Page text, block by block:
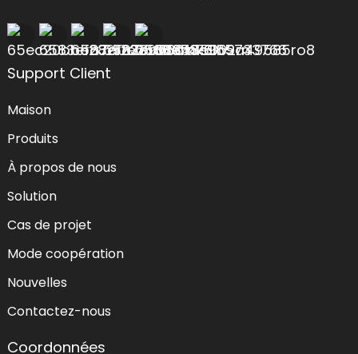
Support Client
Maison
Produits
À propos de nous
Solution
Cas de projet
Mode coopération
Nouvelles
Contactez-nous
Coordonnées